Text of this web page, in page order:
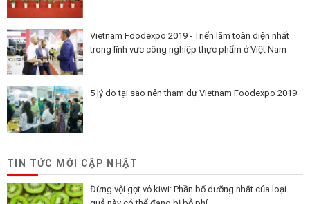
Vietnam Foodexpo 2019 - Triển lãm toàn diện nhất
trong lĩnh vực công nghiệp thực phẩm ở Việt Nam
5 lý do tại sao nên tham dự Vietnam Foodexpo 2019
TIN TỨC MỚI CẬP NHẬT
Đừng vội gọt vỏ kiwi: Phần bổ dưỡng nhất của loại